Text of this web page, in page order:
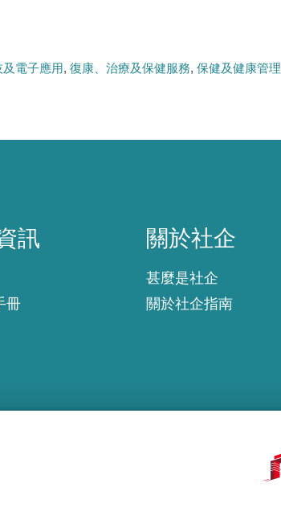
及電子應用 復康、治療及保健服務 保健及健康管理
訊
冊
關於社企
甚麼是社企
關於社企指南